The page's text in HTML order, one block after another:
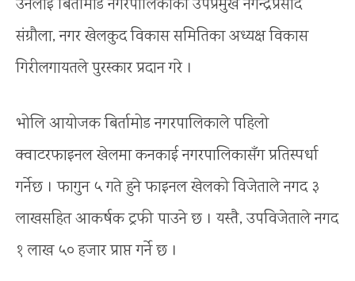
उनलाई बिर्तामोड नगरपालिकाका उपप्रमुख नगेन्द्रप्रसाद
संग्रौला, नगर खेलकुद विकास समितिका अध्यक्ष विकास
गिरीलगायतले पुरस्कार प्रदान गरे ।
भोलि आयोजक बिर्तामोड नगरपालिकाले पहिलो
क्वाटरफाइनल खेलमा कनकाई नगरपालिकासँग प्रतिस्पर्धा
गर्नेछ । फागुन ५ गते हुने फाइनल खेलको विजेताले नगद ३
लाखसहित आकर्षक ट्रफी पाउने छ । यस्तै, उपविजेताले नगद
१ लाख ५० हजार प्राप्त गर्ने छ ।